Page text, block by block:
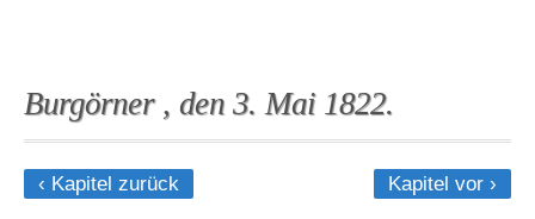
Burgörner , den 3. Mai 1822.
‹ Kapitel zurück Kapitel vor ›